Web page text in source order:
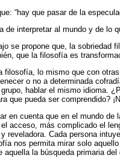
“hay que pasar de la
de interpretar al mundo y de lo
se propone que, la sobriedad
que la filosofía es
filosofía, lo mismo que con
o no a determinada
hablar el mismo idioma.
que pueda ser comprendido?
en cuenta que en el mundo
acceso, más complicado el
reveladora. Cada persona
nos permita mirar solo
aquella la búsqueda primaria